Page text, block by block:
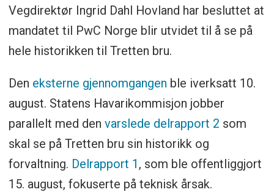
Vegdirektør Ingrid Dahl Hovland har besluttet at
mandatet til PwC Norge blir utvidet til å se på
hele historikken til Tretten bru.
Den eksterne gjennomgangen ble iverksatt 10.
august. Statens Havarikommisjon jobber
parallelt med den varslede delrapport 2 som
skal se på Tretten bru sin historikk og
forvaltning. Delrapport 1 , som ble offentliggjort
15. august, fokuserte på teknisk årsak.